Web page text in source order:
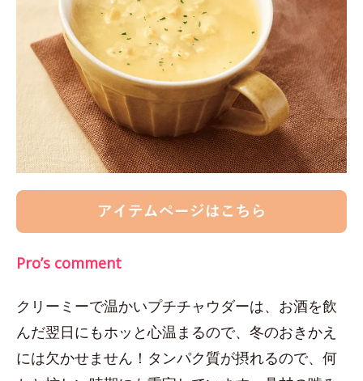
Pro’s comment
クリーミーで温かいプチチャウダーは、お酒を飲
んだ翌日にもホッと心温まるので、冬のおきかえ
には欠かせません！タンパク質が摂れるので、何